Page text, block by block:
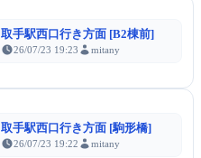
取手駅西口行き方面 [B2棟前]
26/07/23 19:23 mitany
取手駅西口行き方面 [駒形橋]
26/07/23 19:22 mitany